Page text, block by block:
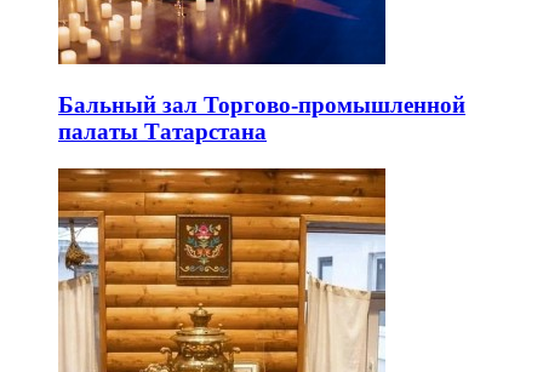
Бальный зал Торгово-промышленной
палаты Татарстана